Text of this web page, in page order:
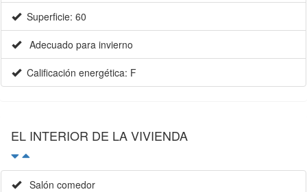
Superficie: 60
Adecuado para invierno
Calificación energética: F
EL INTERIOR DE LA VIVIENDA
Salón comedor